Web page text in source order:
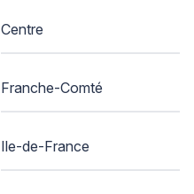
Centre
Franche-Comté
Ile-de-France